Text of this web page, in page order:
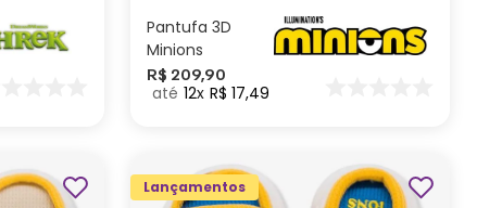
Pantufa 3D
Minions
R$ 209,90
12 R$ 17,49
Lançamentos